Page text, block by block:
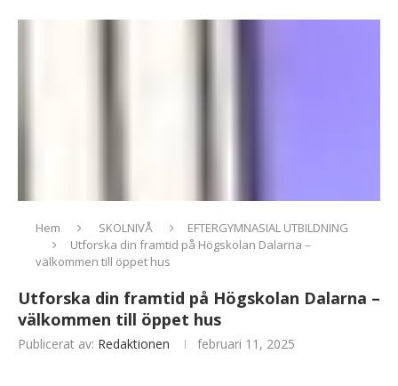
Hem SKOLNIVÅ
EFTERGYMNASIAL UTBILDNING
Utforska din framtid på Högskolan Dalarna –
välkommen till öppet hus
Utforska din framtid på Högskolan Dalarna –
välkommen till öppet hus
Publicerat av: Redaktionen februari 11, 2025